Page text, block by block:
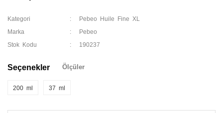
Kategori Pebeo Huile Fine XL
Marka Pebeo
Stok Kodu 190237
Seçenekler Ölçüler
200 ml 37 ml